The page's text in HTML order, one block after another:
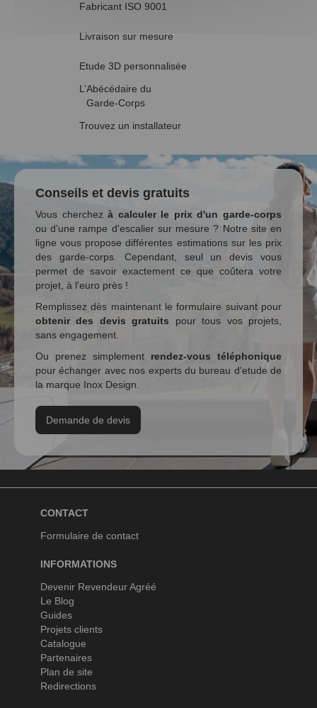
Fabricant ISO 9001
Livraison sur mesure
Etude 3D personnalisée
L’Abécédaire du
Garde-Corps
Trouvez un installateur
Conseils et devis gratuits
Vous cherchezà calculer le prix d'un garde-corps
ou d'une rampe d'escalier sur mesure ? Notre site en
ligne vous propose différentes estimations sur les prix
des garde-corps. Cependant, seul un devis vous
permet de savoir exactement ce que coûtera votre
projet, à l'euro près !
Remplissez dès maintenant le formulaire suivant pour
obtenir des devis gratuits pour tous vos projets,
sans engagement.
Ou prenez simplement rendez-vous téléphonique
pour échanger avec nos experts du bureau d'etude de
la marque Inox Design.
Demande de devis
CONTACT
Formulaire de contact
INFORMATIONS
Devenir Revendeur Agréé
Le Blog
Guides
Projets clients
Catalogue
Partenaires
Plan de site
Redirections